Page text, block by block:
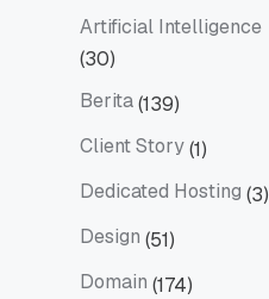
Artificial Intelligence
Artificial Intelligence
(30)
Berita(139)
Client Story(1)
Dedicated Hosting (3)
Design (51)
Domain (174)